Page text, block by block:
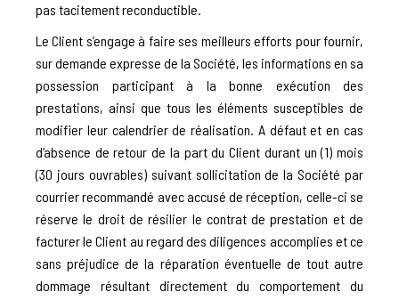
pas tacitement reconductible.
Le Client s’engage à faire ses meilleurs efforts pour fournir,
sur demande expresse de la Société, les informations en sa
possession participant à la bonne exécution des
prestations, ainsi que tous les éléments susceptibles de
modifier leur calendrier de réalisation. A défaut et en cas
d’absence de retour de la part du Client durant un (1) mois
(30 jours ouvrables) suivant sollicitation de la Société par
courrier recommandé avec accusé de réception, celle-ci se
réserve le droit de résilier le contrat de prestation et de
facturer le Client au regard des diligences accomplies et ce
sans préjudice de la réparation éventuelle de tout autre
dommage résultant directement du comportement du